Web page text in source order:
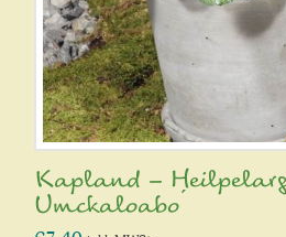
Kapland –
́Umckaloabo ́